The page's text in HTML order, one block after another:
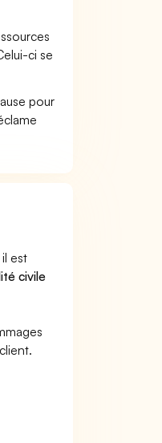
ci se
pour
est
civile